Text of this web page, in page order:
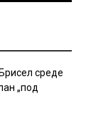
среде
„под